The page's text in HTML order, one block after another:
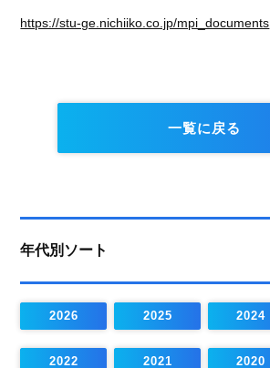
https://stu-ge.nichiiko.co.jp/mpi_documents
一覧に戻る
年代別ソート
2026 2025 2024
2022 2021 2020